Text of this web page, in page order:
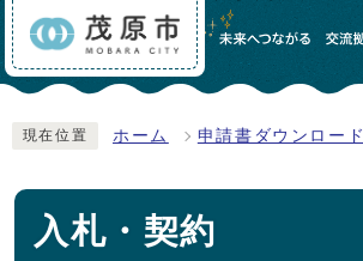
現在位置 ホーム 申請書ダウンロード
入札・契約